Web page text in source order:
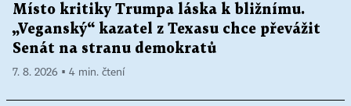
Místo kritiky Trumpa láska k bližnímu.
„Veganský“ kazatel z Texasu chce převážit
Senát na stranu demokratů
7. 8. 2026 ▪ 4 min. čtení